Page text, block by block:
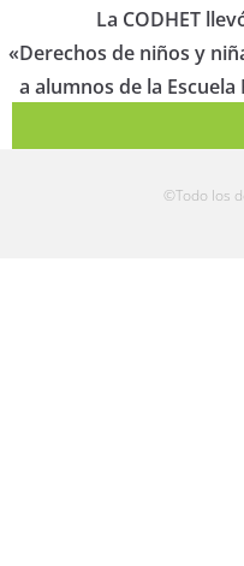
La CODHET
«Derechos de niños y
a alumnos de la
©Todo los